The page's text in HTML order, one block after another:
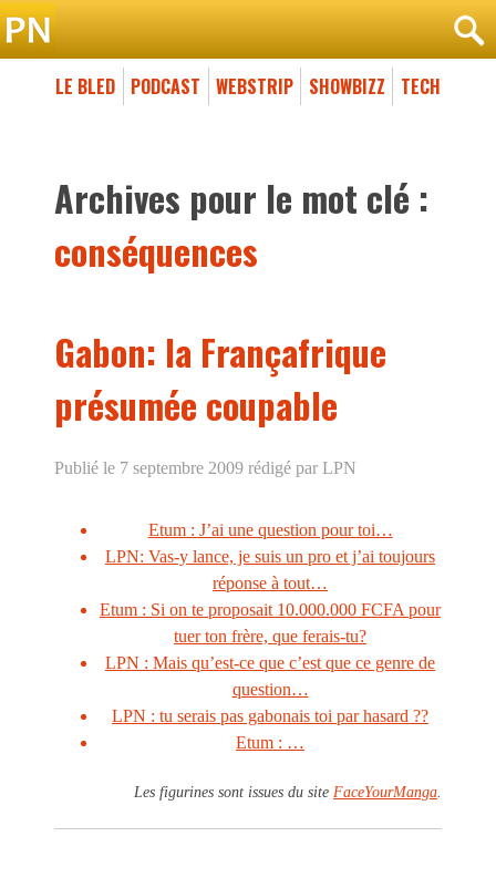
LE BLED PODCAST WEBSTRIP SHOWBIZZ TECH
Archives pour le mot clé :
conséquences
Gabon: la Françafrique
présumée coupable
Publié le 7 septembre 2009 rédigé par LPN
Etum : J’ai une question pour toi…
LPN: Vas-y lance, je suis un pro et j’ai toujours
réponse à tout…
Etum : Si on te proposait 10.000.000 FCFA pour
tuer ton frère, que ferais-tu?
LPN : Mais qu’est-ce que c’est que ce genre de
question…
LPN : tu serais pas gabonais toi par hasard ??
Etum : …
Les figurines sont issues du site FaceYourManga.